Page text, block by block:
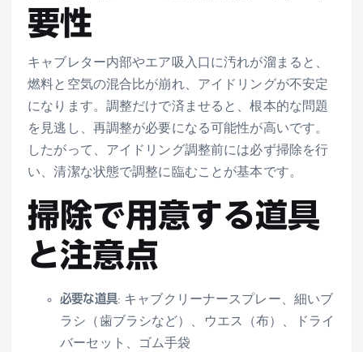
要性
キャブレター内部やエア吸入口に汚れが溜まると、
燃料と空気の混合比が崩れ、アイドリングが不安定
になります。調整だけで済ませると、根本的な問題
を見逃し、再調整が必要になる可能性が高いです。
したがって、アイドリング調整前には必ず掃除を行
い、清潔な状態で調整に臨むことが基本です。
掃除で用意する道具
と注意点
必要な道具: キャブクリーナースプレー、細いブ
ラシ（歯ブラシなど）、ウエス（布）、ドライ
バーセット、ゴム手袋